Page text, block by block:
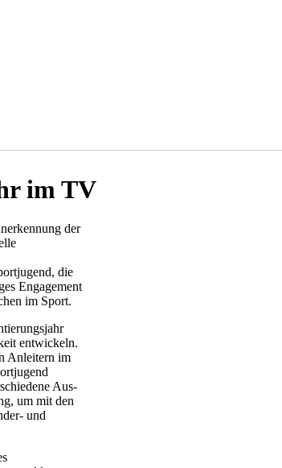
im TV
der
die
Engagement
im Sport.
entwickeln.
Anleitern im
Aus-
um mit den
und